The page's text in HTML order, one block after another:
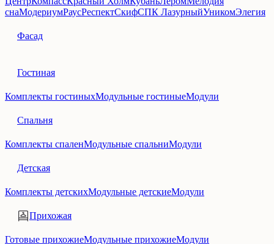
снаМодериумРаусРеспектСкифСПК ЛазурныйУникомЭлегия
Фасад
Гостиная
Комплекты гостиныхМодульные гостиныеМодули
Спальня
Комплекты спаленМодульные спальниМодули
Детская
Комплекты детскихМодульные детскиеМодули
Прихожая
Готовые прихожиеМодульные прихожиеМодули